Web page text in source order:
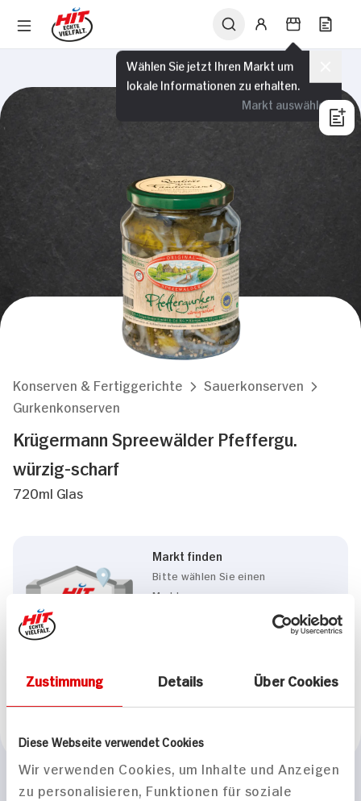
Zustimmung Details Über Cookies
Diese Webseite verwendet Cookies
Wir verwenden Cookies, um Inhalte und Anzeigen
zu personalisieren, Funktionen für soziale
Wählen Sie jetzt Ihren Markt um
lokale Informationen zu erhalten.
Markt auswählen
Konserven & Fertiggerichte
Sauerkonserven
Gurkenkonserven
Krügermann Spreewälder Pfeffergu.
würzig-scharf
720ml Glas
Markt finden
Bitte wählen Sie einen
Markt aus,
um lokale Informationen zu
Krügermann